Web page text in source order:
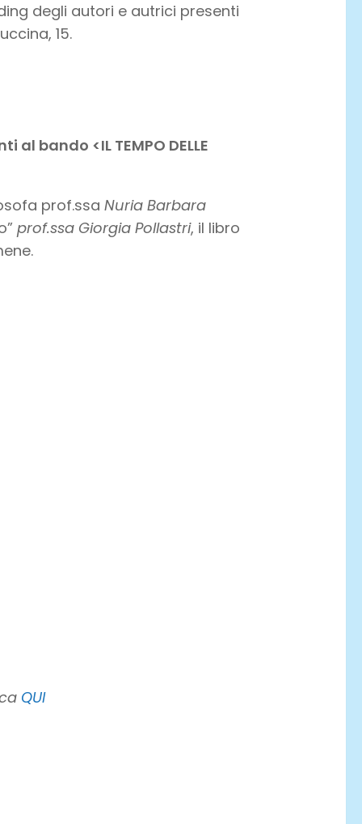
degli autori e autrici presenti
15.
bando <IL TEMPO DELLE
prof.ssa Nuria Barbara
prof.ssa Giorgia Pollastri, il libro
QUI